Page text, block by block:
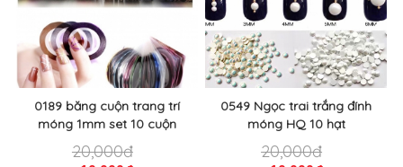
0189 băng cuộn trang trí
móng 1mm set 10 cuộn
20,000đ
10,000đ
0549 Ngọc trai trắng đính
móng HQ 10 hạt
20,000đ
10,000đ